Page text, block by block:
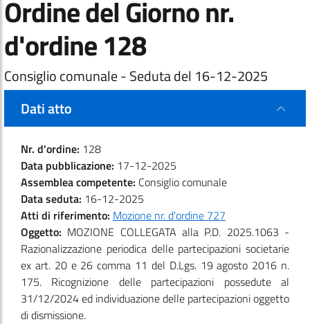
Ordine del Giorno nr.
d'ordine 128
Consiglio comunale - Seduta del 16-12-2025
Dati atto
Nr. d'ordine: 128
Data pubblicazione: 17-12-2025
Assemblea competente: Consiglio comunale
Data seduta: 16-12-2025
Atti di riferimento: Mozione nr. d'ordine 727
Oggetto: MOZIONE COLLEGATA alla P.D. 2025.1063 -
Razionalizzazione periodica delle partecipazioni societarie
ex art. 20 e 26 comma 11 del D.Lgs. 19 agosto 2016 n.
175. Ricognizione delle partecipazioni possedute al
31/12/2024 ed individuazione delle partecipazioni oggetto
di dismissione.